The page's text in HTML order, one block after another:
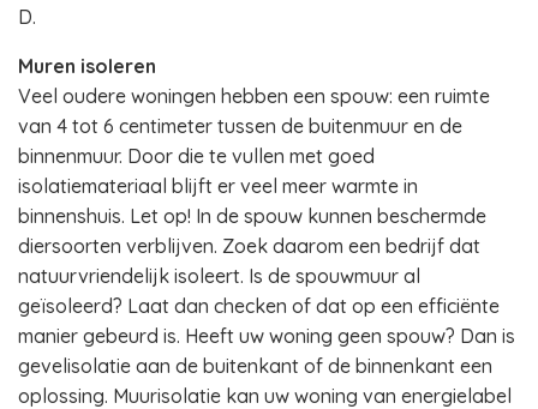
D.
Muren isoleren
Veel oudere woningen hebben een spouw: een ruimte
van 4 tot 6 centimeter tussen de buitenmuur en de
binnenmuur. Door die te vullen met goed
isolatiemateriaal blijft er veel meer warmte in
binnenshuis. Let op! In de spouw kunnen beschermde
diersoorten verblijven. Zoek daarom een bedrijf dat
natuurvriendelijk isoleert. Is de spouwmuur al
geïsoleerd? Laat dan checken of dat op een efficiënte
manier gebeurd is. Heeft uw woning geen spouw? Dan is
gevelisolatie aan de buitenkant of de binnenkant een
oplossing. Muurisolatie kan uw woning van energielabel